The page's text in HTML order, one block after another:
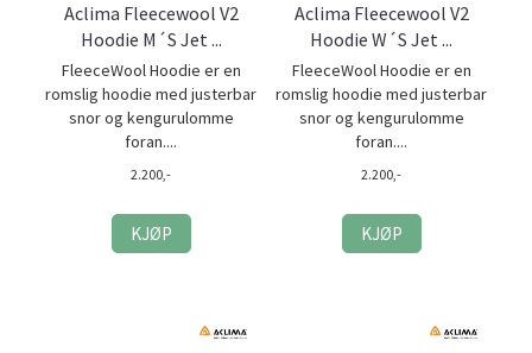
Aclima Fleecewool V2
Hoodie M´S Jet ...
FleeceWool Hoodie er en
romslig hoodie med justerbar
snor og kengurulomme
foran....
2.200,-
KJØP
Aclima Fleecewool V2
Hoodie W´S Jet ...
FleeceWool Hoodie er en
romslig hoodie med justerbar
snor og kengurulomme
foran....
2.200,-
KJØP